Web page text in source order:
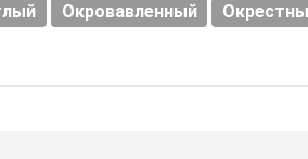
Окровавленный